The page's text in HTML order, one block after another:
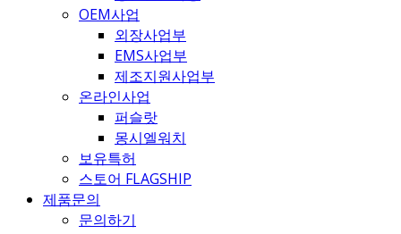
OEM사업
외장사업부
EMS사업부
제조지원사업부
온라인사업
퍼슬랏
몽시엘워치
보유특허
스토어 FLAGSHIP
제품문의
문의하기